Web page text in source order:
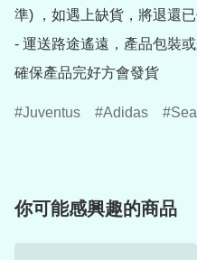
準) ，如遇上缺貨，將退還
- 運送路途遙遠，產品包裝
確保產品完好方會發貨
Juventus Adidas
你可能感興趣的商品